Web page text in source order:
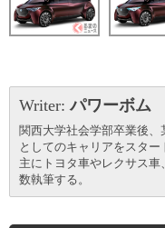
Writer:パワーボム
関西大学社会学部卒業後
としてのキャリアをスター
主にトヨタ車やレクサス
数執筆する。